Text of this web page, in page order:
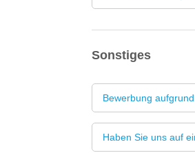
Sonstiges
Bewerbung
Haben Sie uns auf